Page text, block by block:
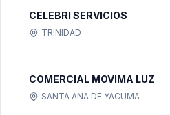
CELEBRI SERVICIOS
TRINIDAD
COMERCIAL MOVIMA LUZ
SANTA ANA DE YACUMA